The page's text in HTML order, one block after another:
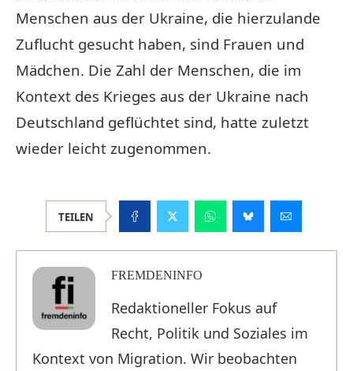
Menschen aus der Ukraine, die hierzulande
Zuflucht gesucht haben, sind Frauen und
Mädchen. Die Zahl der Menschen, die im
Kontext des Krieges aus der Ukraine nach
Deutschland geflüchtet sind, hatte zuletzt
wieder leicht zugenommen.
TEILEN
FREMDENINFO
Redaktioneller Fokus auf
Recht, Politik und Soziales im
Kontext von Migration. Wir beobachten